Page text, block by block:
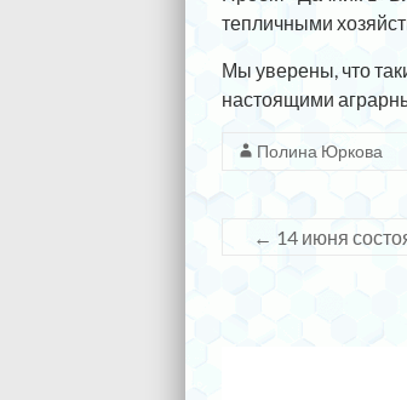
тепличными
Мы уверены, что
настоящими
Полина Юркова
← 14 июня